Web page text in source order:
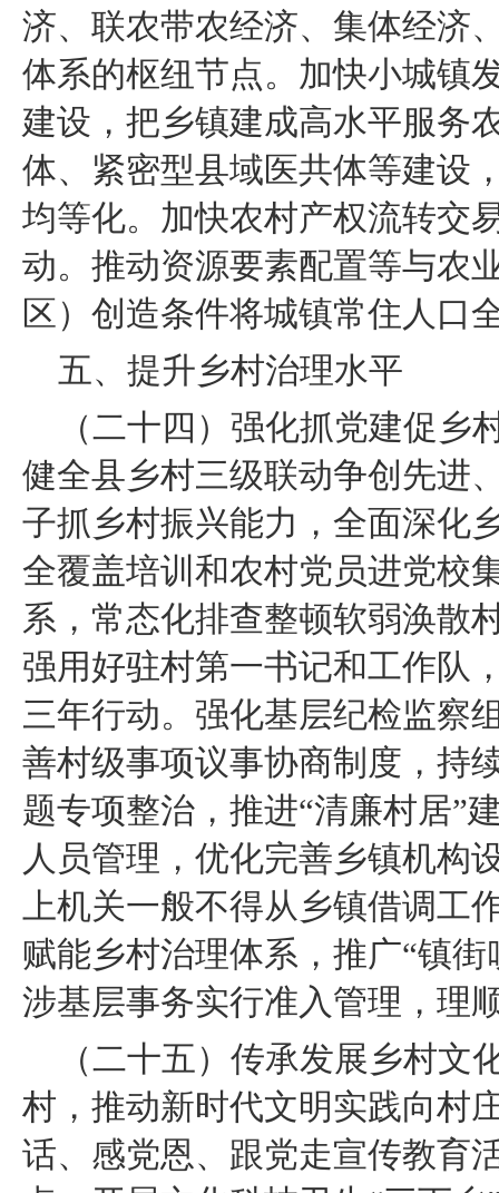
济、联农带农经济、集体经济
体系的枢纽节点。加快小城镇
建设，把乡镇建成高水平服务
体、紧密型县域医共体等建设
均等化。加快农村产权流转交
动。推动资源要素配置等与农
区）创造条件将城镇常住人口
五、提升乡村治理水平
（二十四）强化抓党建促
健全县乡村三级联动争创先进
子抓乡村振兴能力，全面深化
全覆盖培训和农村党员进党校
系，常态化排查整顿软弱涣散
强用好驻村第一书记和工作队
三年行动。强化基层纪检监察
善村级事项议事协商制度，持
题专项整治，推进“清廉村居”
人员管理，优化完善乡镇机构
上机关一般不得从乡镇借调工
赋能乡村治理体系，推广“镇
涉基层事务实行准入管理，理
（二十五）传承发展乡村
村，推动新时代文明实践向村
话、感党恩、跟党走宣传教育